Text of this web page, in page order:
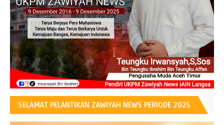
SELAMAT PELANTIKAN ZAWIYAH NEWS PERIODE 2025